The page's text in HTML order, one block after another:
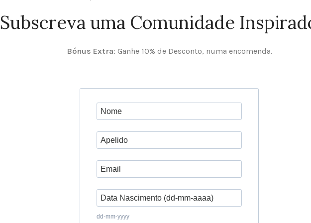
Subscreva uma Comunidade
Bónus Extra: Ganhe 10% de Desconto, numa encomenda.
dd-mm-yyyy